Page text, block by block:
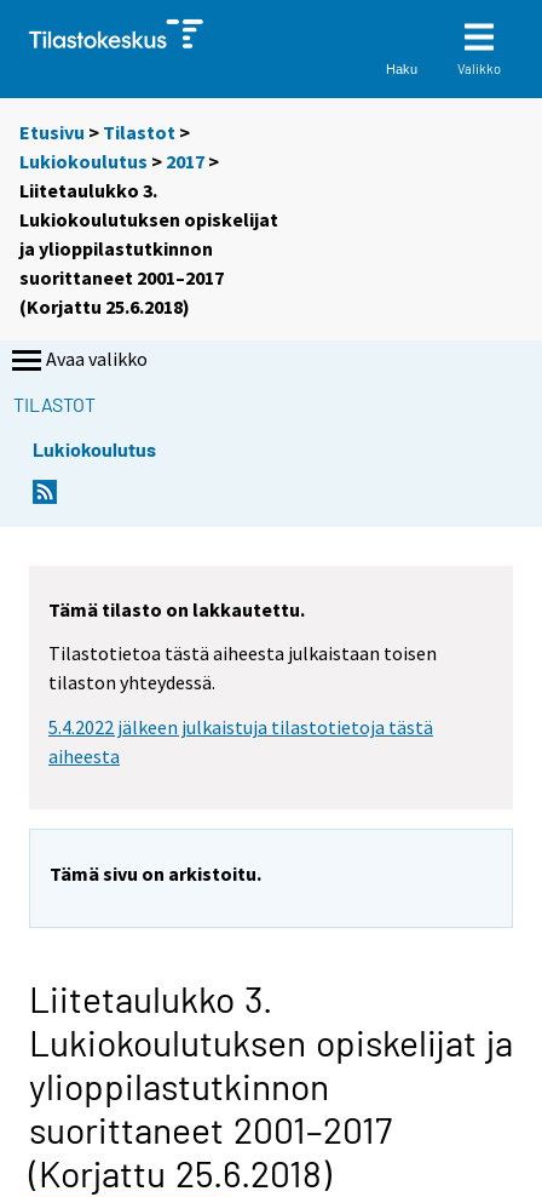
Haku Valikko
Etusivu > Tilastot >
Lukiokoulutus > 2017 >
Liitetaulukko 3.
Lukiokoulutuksen opiskelijat
ja ylioppilastutkinnon
suorittaneet 2001–2017
(Korjattu 25.6.2018)
Avaa valikko
TILASTOT
Lukiokoulutus
Tämä tilasto on lakkautettu.
Tilastotietoa tästä aiheesta julkaistaan toisen
tilaston yhteydessä.
5.4.2022 jälkeen julkaistuja tilastotietoja tästä
aiheesta
Tämä sivu on arkistoitu.
Liitetaulukko 3.
Lukiokoulutuksen opiskelijat ja
ylioppilastutkinnon
suorittaneet 2001–2017
(Korjattu 25.6.2018)